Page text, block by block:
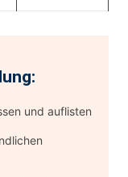
und auflisten